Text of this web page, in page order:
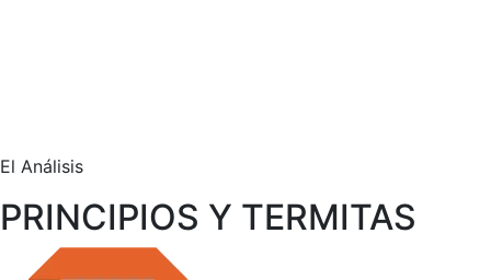
El Análisis
PRINCIPIOS Y TERMITAS